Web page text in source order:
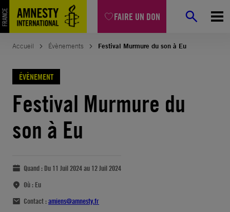
FAIRE UN DON
Accueil Évènements Festival Murmure du son à Eu
ÉVÈNEMENT
Festival Murmure du
son à Eu
Quand : Du 11 Juil 2024 au 12 Juil 2024
Où : Eu
Contact :amiens@amnesty.fr